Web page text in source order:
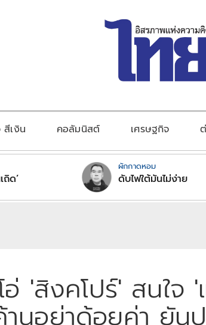
สีเงิน คอลัมนิสต์ เศรษฐกิจ
ถิด’
ผักกาดหอม
ดับไฟใต้มันไม่ง่าย
อ่ 'สิงคโปร์' สนใจ
นอย่าด้อยค่า ยัน